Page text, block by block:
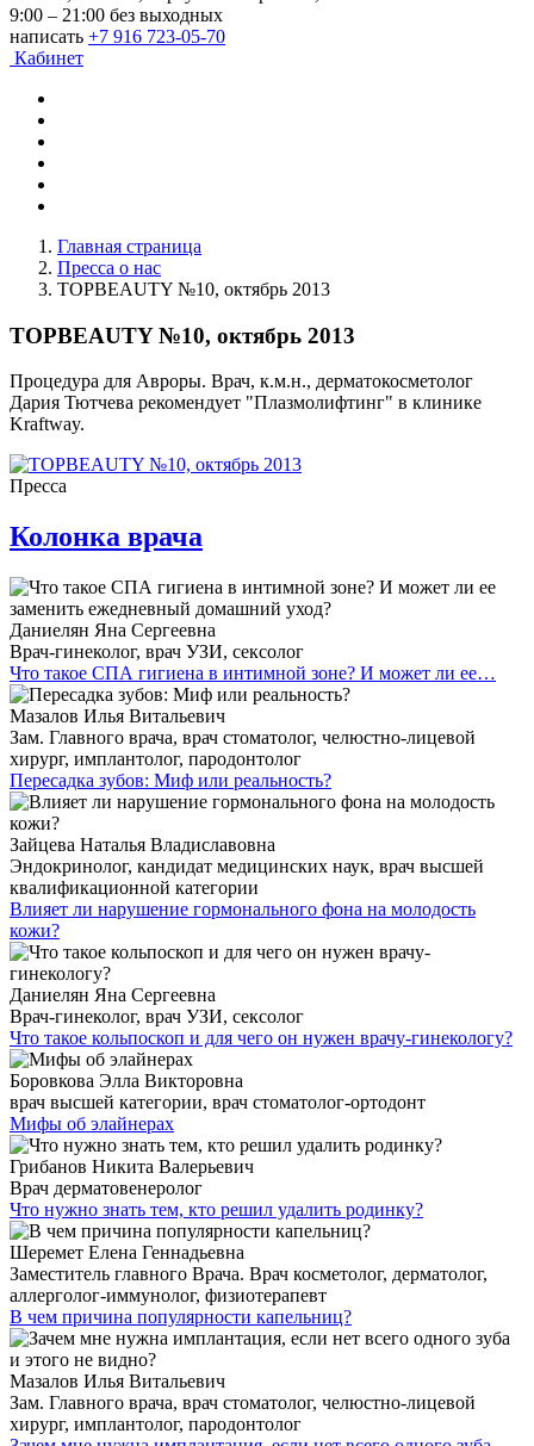
9:00 – 21:00 без выходных
написать +7 916 723-05-70
Кабинет
Главная страница
Пресса о нас
TOPBEAUTY №10, октябрь 2013
TOPBEAUTY №10, октябрь 2013
Процедура для Авроры. Врач, к.м.н., дерматокосметолог
Дария Тютчева рекомендует "Плазмолифтинг" в клинике
Kraftway.
Пресса
Колонка врача
Даниелян Яна Сергеевна
Врач-гинеколог, врач УЗИ, сексолог
Что такое СПА гигиена в интимной зоне? И может ли ее…
Мазалов Илья Витальевич
Зам. Главного врача, врач стоматолог, челюстно-лицевой
хирург, имплантолог, пародонтолог
Пересадка зубов: Миф или реальность?
Зайцева Наталья Владиславовна
Эндокринолог, кандидат медицинских наук, врач высшей
квалификационной категории
Влияет ли нарушение гормонального фона на молодость
кожи?
Даниелян Яна Сергеевна
Врач-гинеколог, врач УЗИ, сексолог
Что такое кольпоскоп и для чего он нужен врачу-гинекологу?
Боровкова Элла Викторовна
врач высшей категории, врач стоматолог-ортодонт
Мифы об элайнерах
Грибанов Никита Валерьевич
Врач дерматовенеролог
Что нужно знать тем, кто решил удалить родинку?
Шеремет Елена Геннадьевна
Заместитель главного Врача. Врач косметолог, дерматолог,
аллерголог-иммунолог, физиотерапевт
В чем причина популярности капельниц?
Мазалов Илья Витальевич
Зам. Главного врача, врач стоматолог, челюстно-лицевой
хирург, имплантолог, пародонтолог